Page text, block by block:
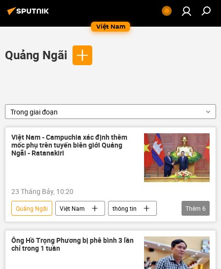
Việt Nam
Quảng Ngãi
Trong giai đoạn
Việt Nam - Campuchia xác định thêm
mốc phụ trên tuyến biên giới Quảng
Ngãi - Ratanakiri
23 Tháng Bảy, 10:20
Quảng Ngãi Việt Nam
thông tin
Campuchia
biên giới
bộ đội
Bộ đội Biên phòng
quốc phòng
Bộ Quốc phòng Việt Nam
Thêm 6
Ông Hồ Trọng Phương bị phê bình 3 lần
chỉ trong 1 tuần